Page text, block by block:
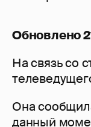
Обновлено
На связь со
Она
данный